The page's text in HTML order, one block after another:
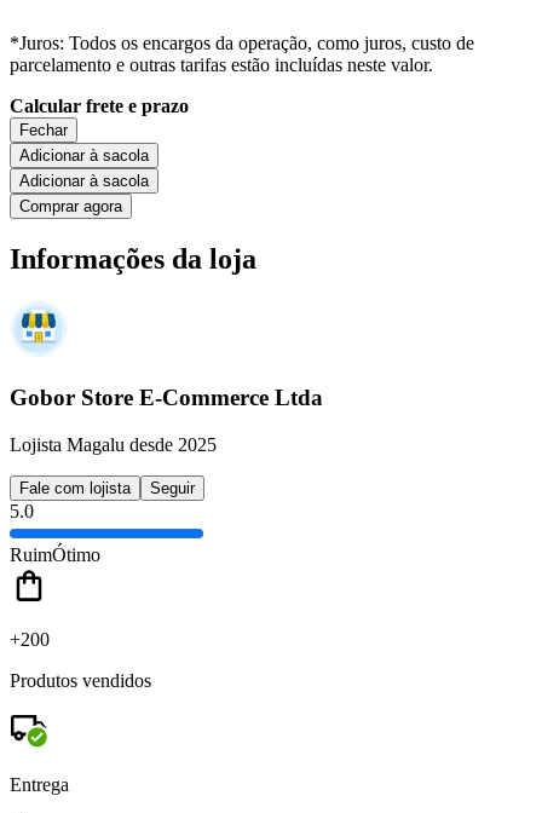
*Juros: Todos os encargos da operação, como juros, custo de
parcelamento e outras tarifas estão incluídas neste valor.
Calcular frete e prazo
Fechar
Adicionar à sacola
Adicionar à sacola
Comprar agora
Informações da loja
Gobor Store E-Commerce Ltda
Lojista Magalu desde 2025
Fale com lojista Seguir
5.0
RuimÓtimo
+200
Produtos vendidos
Entrega